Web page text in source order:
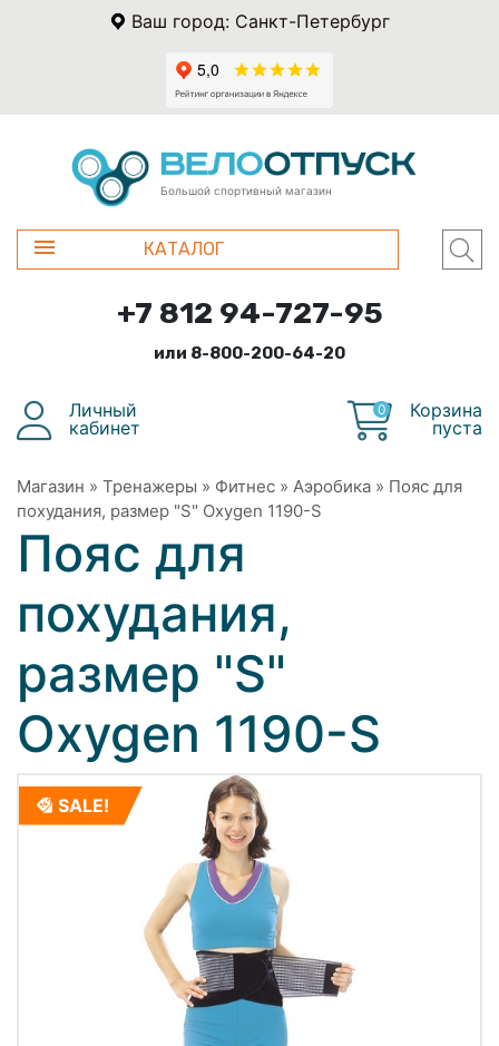
Ваш город: Санкт-Петербург
Большой спортивный магазин
КАТАЛОГ
+7 812 94-727-95
или 8-800-200-64-20
Личный
кабинет
0
Корзина
пуста
Магазин » Тренажеры » Фитнес » Аэробика » Пояс для
похудания, размер "S" Oxygen 1190-S
Пояс для
похудания,
размер "S"
Oxygen 1190-S
SALE!